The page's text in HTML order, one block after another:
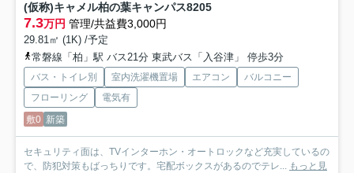
(仮称)キャメル柏の葉キャンパス8205
7.3万円 管理/共益費3,000円
29.81㎡ (1K) /予定
常磐線「柏」駅 バス21分 東武バス「入谷津」 停歩3分
バス・トイレ別 室内洗濯機置場 エアコン
バルコニー
フローリング
電気有
敷0 新築
セキュリティ面は、TVインターホン・オートロックなど充実しているの
で、防犯対策もばっちりです。宅配ボックスがあるのでテレ... もっと見